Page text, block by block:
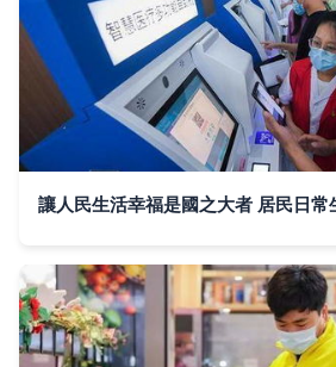
讓人民生活幸福是國之大者 居民日常